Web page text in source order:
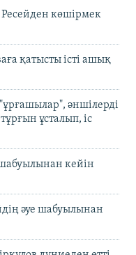
көшірмек
қатысты істі ашық
әншілерді
ұсталып, іс
кейін
әуе шабуылынан